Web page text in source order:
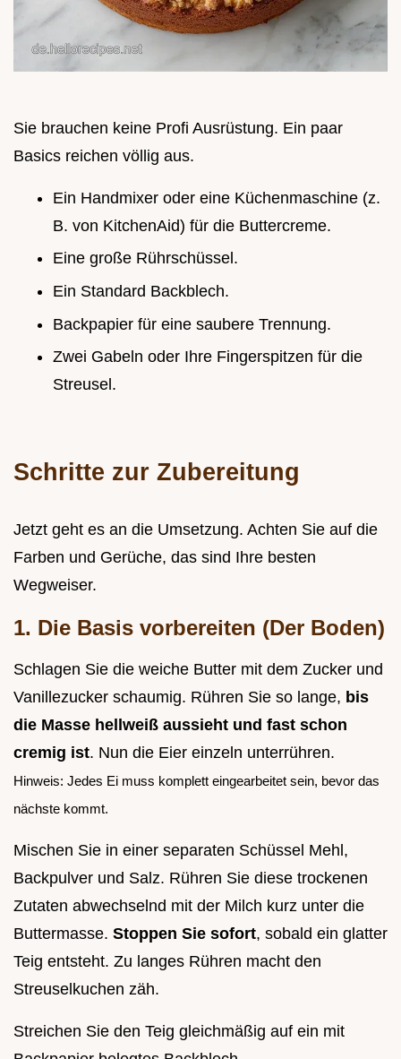
Sie brauchen keine Profi Ausrüstung. Ein paar
Basics reichen völlig aus.
Ein Handmixer oder eine Küchenmaschine (z.
B. von KitchenAid) für die Buttercreme.
Eine große Rührschüssel.
Ein Standard Backblech.
Backpapier für eine saubere Trennung.
Zwei Gabeln oder Ihre Fingerspitzen für die
Streusel.
Schritte zur Zubereitung
Jetzt geht es an die Umsetzung. Achten Sie auf die
Farben und Gerüche, das sind Ihre besten
Wegweiser.
1. Die Basis vorbereiten (Der Boden)
Schlagen Sie die weiche Butter mit dem Zucker und
Vanillezucker schaumig. Rühren Sie so lange, bis
die Masse hellweiß aussieht und fast schon
cremig ist. Nun die Eier einzeln unterrühren.
Hinweis: Jedes Ei muss komplett eingearbeitet sein, bevor das
nächste kommt.
Mischen Sie in einer separaten Schüssel Mehl,
Backpulver und Salz. Rühren Sie diese trockenen
Zutaten abwechselnd mit der Milch kurz unter die
Buttermasse. Stoppen Sie sofort, sobald ein glatter
Teig entsteht. Zu langes Rühren macht den
Streuselkuchen zäh.
Streichen Sie den Teig gleichmäßig auf ein mit